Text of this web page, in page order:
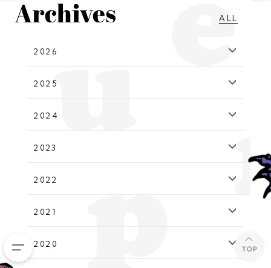
ALL
2026
2025
2024
2023
2022
2021
2020